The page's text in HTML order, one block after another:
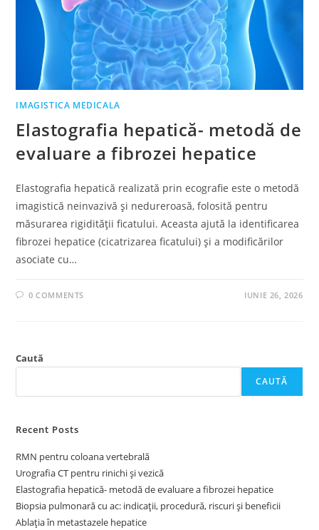
IMAGISTICA MEDICALA
Elastografia hepatică- metodă de
evaluare a fibrozei hepatice
Elastografia hepatică realizată prin ecografie este o metodă
imagistică neinvazivă și nedureroasă, folosită pentru
măsurarea rigidității ficatului. Aceasta ajută la identificarea
fibrozei hepatice (cicatrizarea ficatului) și a modificărilor
asociate cu…
0 COMMENTS IUNIE 26, 2026
Caută
CAUTĂ
Recent Posts
RMN pentru coloana vertebrală
Urografia CT pentru rinichi și vezică
Elastografia hepatică- metodă de evaluare a fibrozei hepatice
Biopsia pulmonară cu ac: indicații, procedură, riscuri și beneficii
Ablația în metastazele hepatice